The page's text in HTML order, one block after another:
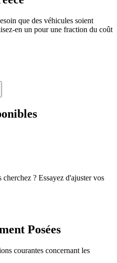
que des véhicules soient
en un pour une fraction du coût
? Essayez d'ajuster vos
Posées
courantes concernant les